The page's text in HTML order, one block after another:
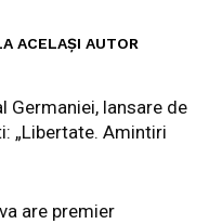
ACELAȘI AUTOR
Germaniei, lansare de
„Libertate. Amintiri
are premier